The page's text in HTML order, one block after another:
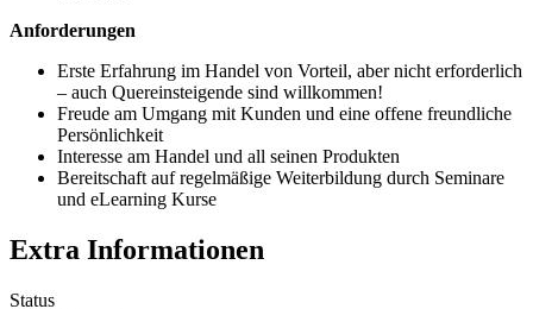
Anforderungen
Erste Erfahrung im Handel von Vorteil, aber nicht erforderlich
– auch Quereinsteigende sind willkommen!
Freude am Umgang mit Kunden und eine offene freundliche
Persönlichkeit
Interesse am Handel und all seinen Produkten
Bereitschaft auf regelmäßige Weiterbildung durch Seminare
und eLearning Kurse
Extra Informationen
Status